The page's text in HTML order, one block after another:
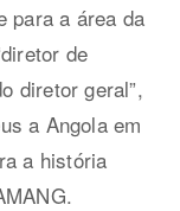
para a área da
de
diretor geral”,
a Angola em
a história